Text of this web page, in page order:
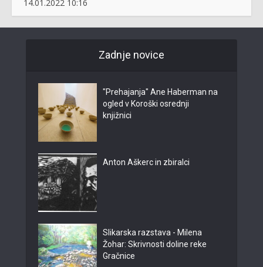
14.01.2022 10:16
Zadnje novice
"Prehajanja" Ane Haberman na
ogled v Koroški osrednji
knjižnici
Anton Aškerc in zbiralci
Slikarska razstava - Milena
Žohar: Skrivnosti doline reke
Gračnice